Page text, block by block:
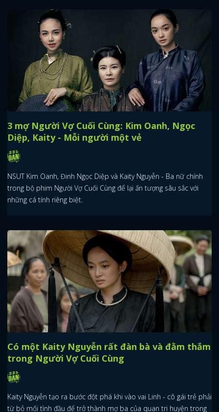
3 mợ Người Vợ Cuối Cùng: Kim Oanh, Ngọc
Diệp, Kaity - Mỗi người một vẻ
NSUT Kim Oanh, Đinh Ngọc Diệp và Kaity Nguyễn - Ba nữ chính
trong bộ phim Người Vợ Cuối Cùng để lại ấn tượng sâu sắc với
những cá tính riêng biệt.
Có một Kaity Nguyễn rất đàn bà và đằm thắm
trong Người Vợ Cuối Cùng
Kaity Nguyễn tạo ra bước đột phá khi vào vai Linh - cô gái trẻ phải
từ bỏ mối tình đầu để trở thành mợ ba của quan tri huyện trong